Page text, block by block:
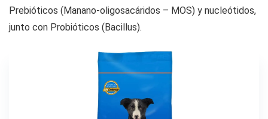
Prebióticos (Manano-oligosacáridos – MOS) y nucleótidos,
junto con Probióticos (Bacillus).